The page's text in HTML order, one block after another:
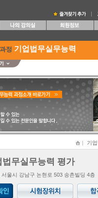
정 기업법무실무능력
기
무실무능력 평가
서울시 강남구 논현로 503 송촌빌딩 4층